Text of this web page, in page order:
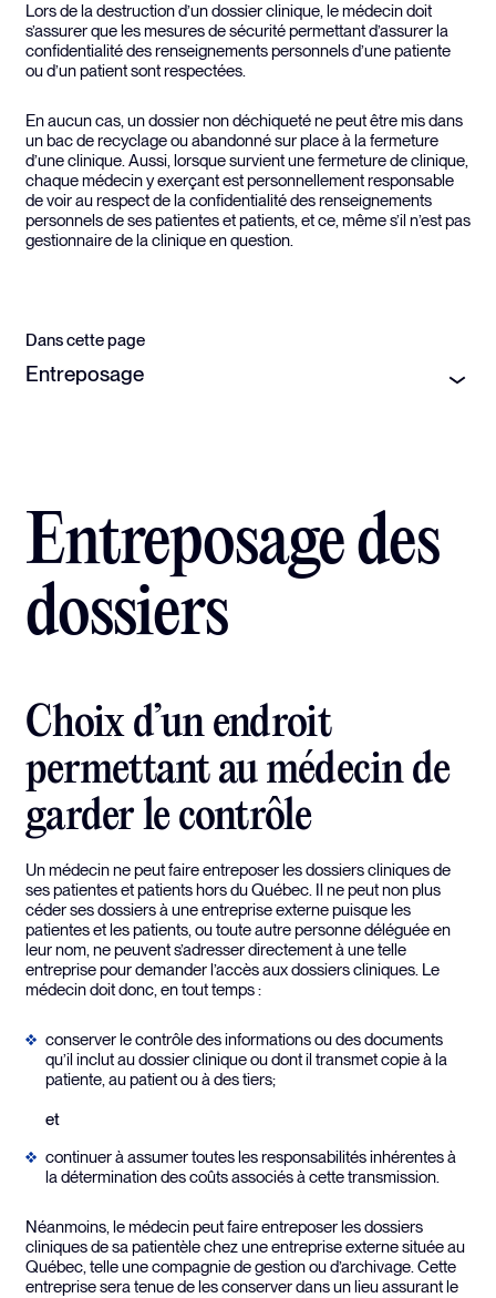
Lors de la destruction d’un dossier clinique, le médecin doit
s’assurer que les mesures de sécurité permettant d’assurer la
confidentialité des renseignements personnels d’une patiente
ou d’un patient sont respectées.
En aucun cas, un dossier non déchiqueté ne peut être mis dans
un bac de recyclage ou abandonné sur place à la fermeture
d’une clinique. Aussi, lorsque survient une fermeture de clinique,
chaque médecin y exerçant est personnellement responsable
de voir au respect de la confidentialité des renseignements
personnels de ses patientes et patients, et ce, même s’il n’est pas
gestionnaire de la clinique en question.
Dans cette page
Entreposage
Entreposage des
dossiers
Choix d’un endroit
permettant au médecin de
garder le contrôle
Un médecin ne peut faire entreposer les dossiers cliniques de
ses patientes et patients hors du Québec. Il ne peut non plus
céder ses dossiers à une entreprise externe puisque les
patientes et les patients, ou toute autre personne déléguée en
leur nom, ne peuvent s’adresser directement à une telle
entreprise pour demander l’accès aux dossiers cliniques. Le
médecin doit donc, en tout temps :
conserver le contrôle des informations ou des documents
qu’il inclut au dossier clinique ou dont il transmet copie à la
patiente, au patient ou à des tiers;
et
continuer à assumer toutes les responsabilités inhérentes à
la détermination des coûts associés à cette transmission.
Néanmoins, le médecin peut faire entreposer les dossiers
cliniques de sa patientèle chez une entreprise externe située au
Québec, telle une compagnie de gestion ou d’archivage. Cette
entreprise sera tenue de les conserver dans un lieu assurant le